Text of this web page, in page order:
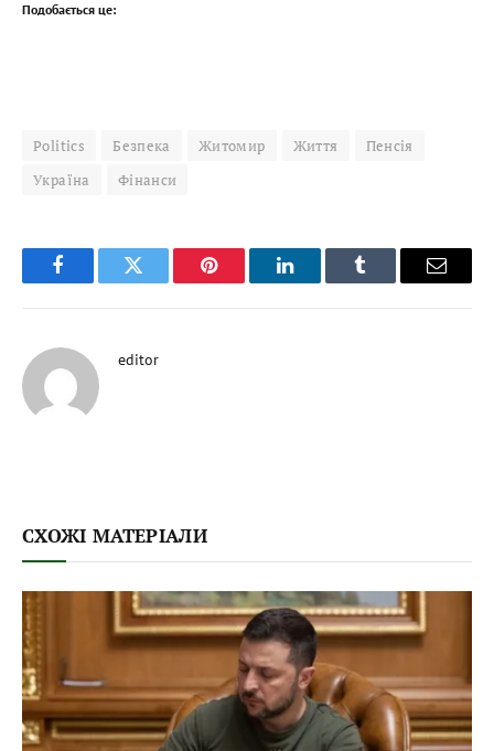
Подобається це:
Politics Безпека Житомир Життя
Пенсія
Україна
Фінанси
FacebookTwitter Pinterest LinkedInTumblr Email
editor
СХОЖІ МАТЕРІАЛИ